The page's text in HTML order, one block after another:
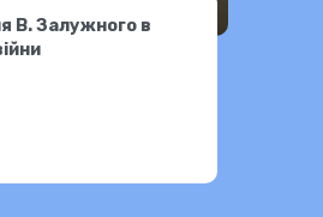
В. Залужного в